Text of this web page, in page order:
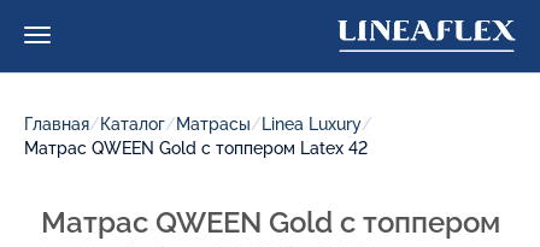
Главная/Каталог/Матрасы/ Linea Luxury/
Матрас QWEEN Gold c топпером Latex 42
Матрас QWEEN Gold c топпером